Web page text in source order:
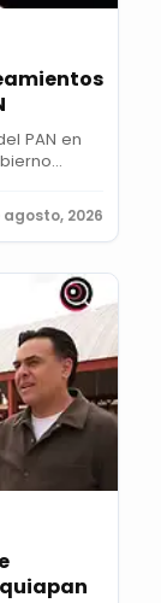
PAN en
agosto, 2026